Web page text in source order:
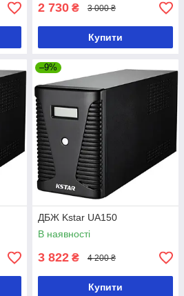
2 730 ₴ 3 000 ₴
Купити
–9%
ДБЖ Kstar UA150
В наявності
3 822 ₴ 4 200 ₴
Купити